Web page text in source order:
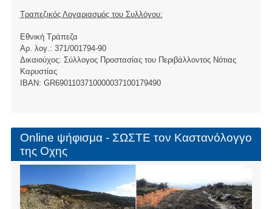
Τραπεζικός Λογαριασμός του Συλλόγου:
Εθνική Τράπεζα
Αρ. λογ.: 371/001794-90
Δικαιούχος: Σύλλογος Προστασίας του Περιβάλλοντος Νότιας
Καρυστίας
ΙBAN: GR6901103710000037100179490
Online ψήφισμα - ΣΩΣΤΕ τον Καστανόλογγο
της Οχης